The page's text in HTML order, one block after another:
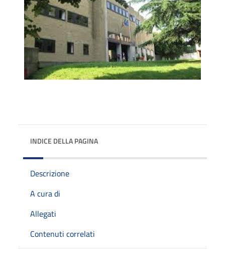
INDICE DELLA PAGINA
Descrizione
A cura di
Allegati
Contenuti correlati